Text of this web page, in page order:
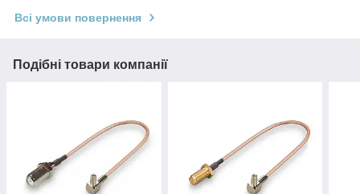
Всі умови повернення
Подібні товари компанії